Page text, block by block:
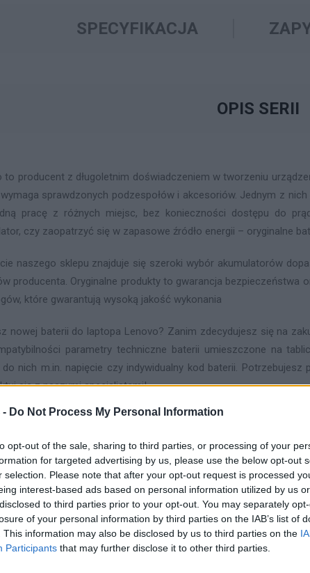
- Do Not Process My Personal Information
opt-out of the sale, sharing to third parties, or processing of your
for targeted advertising by us, please use the below opt-out
selection. Please note that after your opt-out request is processed
interest-based ads based on personal information utilized by us
to third parties prior to your opt-out. You may separately
of your personal information by third parties on the IAB’s list of
This information may also be disclosed by us to third parties on the
Participants that may further disclose it to other third parties.
SPECYFIKACJA
OPIS SERII
to producent z długoletnim doświadczeniem w tworzeniu
sprawdzonych podzespołów i akcesoriów. Jednym z
pracę z różnych miejsc, bez konieczności dostępu do
czy zaopatrzyć się w zapasowe źródło energii – oryginalne
naszego sklepu znajduje się szeroki wybór akumulatorów
producenta. Oryginalne produkty to gwarancja bezpieczeństwa
które gwarantują wysoką jakość wykonania
nowej baterii do laptopa Lenovo? Zanim zdecydujesz się na
parametry techniczne baterii umieszczone na
do nich m.in. napięcie czy indywidualny kod baterii.
się z naszymi specjalistami!
OPIS